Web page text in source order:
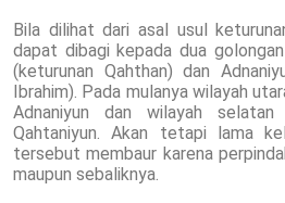
Bila dilihat dari asal usul
dapat dibagi kepada dua
(keturunan Qahthan) dan
Ibrahim). Pada mulanya wilayah
Adnaniyun dan wilayah
Qahtaniyun. Akan tetapi lama
tersebut membaur karena
maupun sebaliknya.